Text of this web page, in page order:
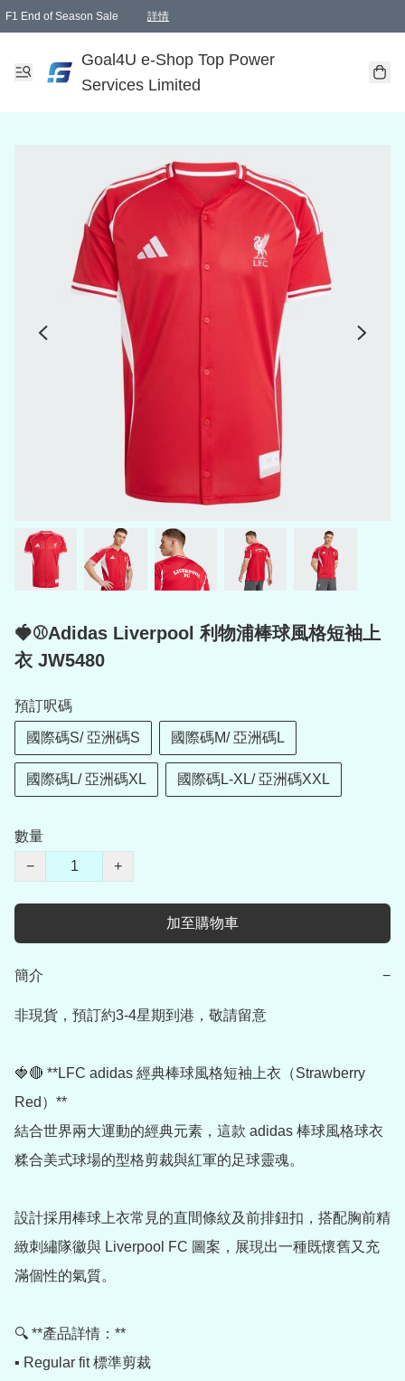
F1 End of Season Sale 詳情
Goal4U e-Shop Top Power
Services Limited
🍓⚾Adidas Liverpool 利物浦棒球風格短袖上
衣 JW5480
預訂呎碼
國際碼S/ 亞洲碼S 國際碼M/ 亞洲碼L
國際碼L/ 亞洲碼XL 國際碼L-XL/ 亞洲碼XXL
數量
−
+
加至購物車
簡介 −
非現貨，預訂約3-4星期到港，敬請留意
🍓🔴 **LFC adidas 經典棒球風格短袖上衣（Strawberry
Red）**
結合世界兩大運動的經典元素，這款 adidas 棒球風格球衣
糅合美式球場的型格剪裁與紅軍的足球靈魂。
設計採用棒球上衣常見的直間條紋及前排鈕扣，搭配胸前精
緻刺繡隊徽與 Liverpool FC 圖案，展現出一種既懷舊又充
滿個性的氣質。
🔍 **產品詳情：**
▪️ Regular fit 標準剪裁